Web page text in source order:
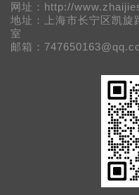
网址：http://
地址：上海市长宁区凯旋
室
邮箱：